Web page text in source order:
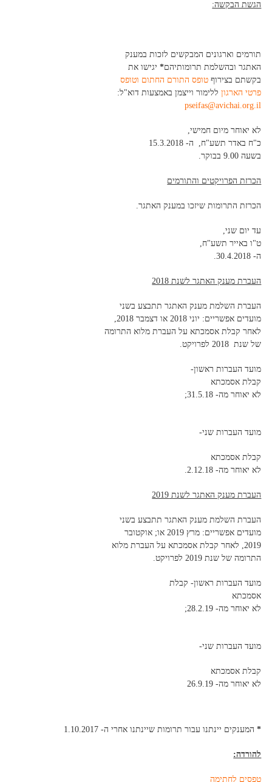
הגשת הבקשה:
תורמים וארגונים המבקשים לזכות במענק
האתגר ובהשלמת תרומותיהם*יגישו את
בקשתם בצירוף טופס התורם החתום וטופס
פרטי הארגוןללימור וייצמן באמצעות דוא"ל:
pseifas@avichai.org.il
לא יאוחר מיום חמישי,
כ"ח באדר תשע"ח, ה- 15.3.2018
בשעה 9.00 בבוקר.
הכרזת הפרויקטים והתורמים
הכרזת התרומות שיזכו במענק האתגר.
עד יום שני,
ט"ו באייר תשע"ח,
ה- 30.4.2018.
העברת מענק האתגר לשנת 2018
העברת השלמת מענק האתגר תתבצע בשני
לאחר קבלת אסמכתא על העברת מלוא התרומה
של שנת 2018 לפרויקט.
מועד העברות ראשון-
קבלת אסמכתא
לא יאוחר מה- 31.5.18;
מועד העברות שני-
קבלת אסמכתא
לא יאוחר מה- 2.12.18.
העברת מענק האתגר לשנת 2019
העברת השלמת מענק האתגר תתבצע בשני
מועדים אפשריים: מרץ 2019 או; אוקטובר
2019, לאחר קבלת אסמכתא על העברת מלוא
התרומה של שנת 2019 לפרויקט.
מועד העברות ראשון- קבלת
אסמכתא
לא יאוחר מה- 28.2.19;
מועד העברות שני-
קבלת אסמכתא
לא יאוחר מה- 26.9.19
*המענקים יינתנו עבור תרומות שיינתנו אחרי ה- 1.10.2017
להורדה:
טפסים לחתימה